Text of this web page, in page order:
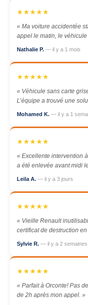
★★★★★
« Ma voiture accidentée
appel le matin, le
Nathalie P. — il y a 1 mois
★★★★★
« Véhicule sans carte
L’équipe a trouvé une
Mohamed K. — il y a 1
★★★★★
« Excellente intervention
a été enlevée avant midi
Leila A. — il y a 3 jours
★★★★★
« Vieille Renault
certificat de destruction
Sylvie R. — il y a 2 semaines
★★★★★
« Parfait à Orconte! Pas
de 2h après mon appel. »